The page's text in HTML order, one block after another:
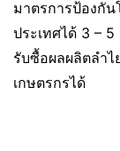
มาตรการป้องกั
ประเทศได้ 3 –
รับซื้อผลผลิตลำไ
เกษตรกรได้